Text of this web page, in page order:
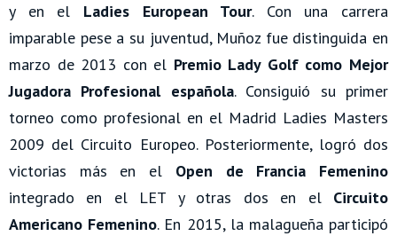
y en el Ladies European Tour. Con una carrera
imparable pese a su juventud, Muñoz fue distinguida en
marzo de 2013 con el Premio Lady Golf como Mejor
Jugadora Profesional española. Consiguió su primer
torneo como profesional en el Madrid Ladies Masters
2009 del Circuito Europeo. Posteriormente, logró dos
victorias más en el Open de Francia Femenino
integrado en el LET y otras dos en el Circuito
Americano Femenino. En 2015, la malagueña participó